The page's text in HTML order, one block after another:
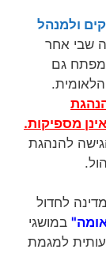
ולמנהל
שבי אחר
גם
מספיקות.
להנהגת
לחדול
במושגי
למגמת